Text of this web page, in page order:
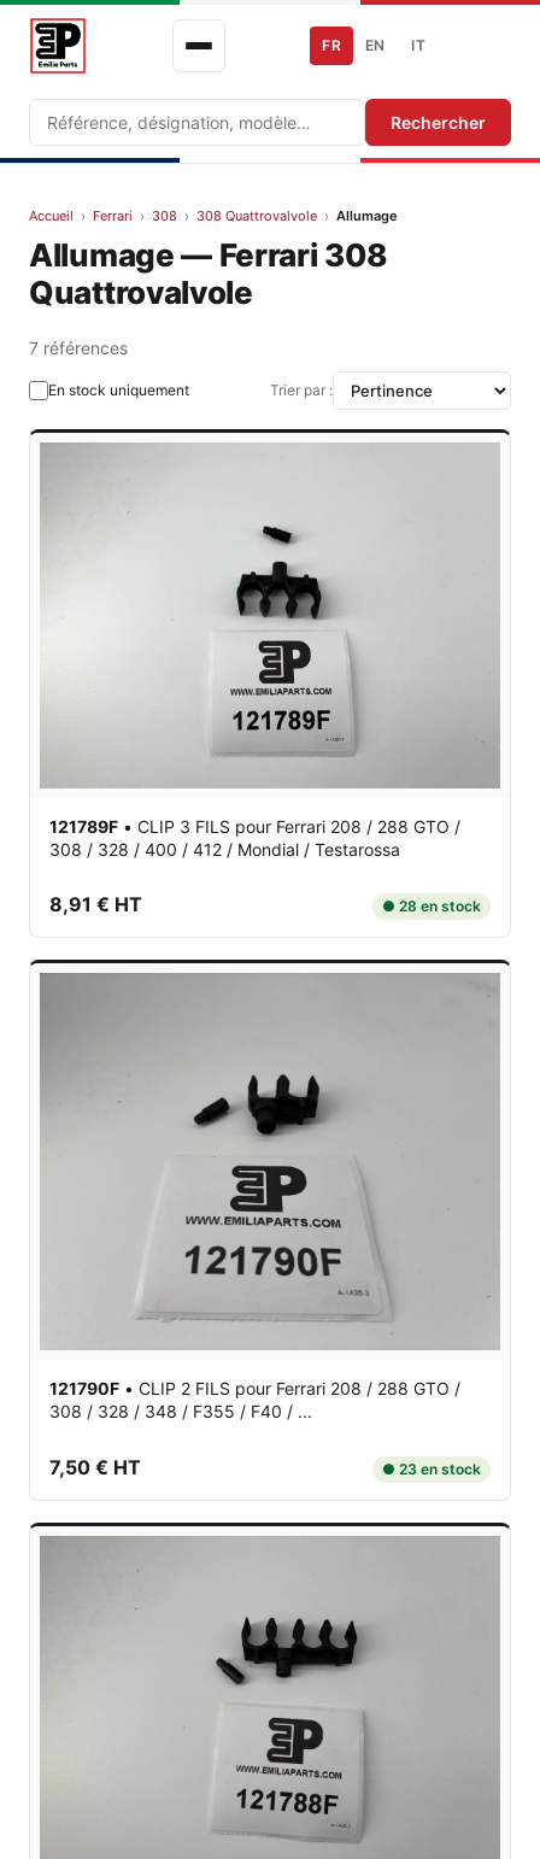
Recherche Rechercher
FR EN IT
Accueil › Ferrari › 308 › 308 Quattrovalvole › Allumage
Allumage — Ferrari 308
Quattrovalvole
7 références
En stock uniquement Trier par :
121789F • CLIP 3 FILS pour Ferrari 208 / 288 GTO /
308 / 328 / 400 / 412 / Mondial / Testarossa
8,91 € HT ● 28 en stock
121790F • CLIP 2 FILS pour Ferrari 208 / 288 GTO /
308 / 328 / 348 / F355 / F40 / ...
7,50 € HT ● 23 en stock